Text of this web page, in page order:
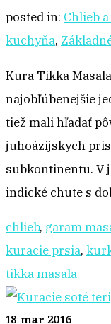
posted in: Chlieb
kuchyňa,
Kura Tikka
najobľúbenejšie
tiež mali hľadať
juhoázijskych
subkontinentu. V
indické chute s
chlieb, garam
kuracie prsia,
tikka masala